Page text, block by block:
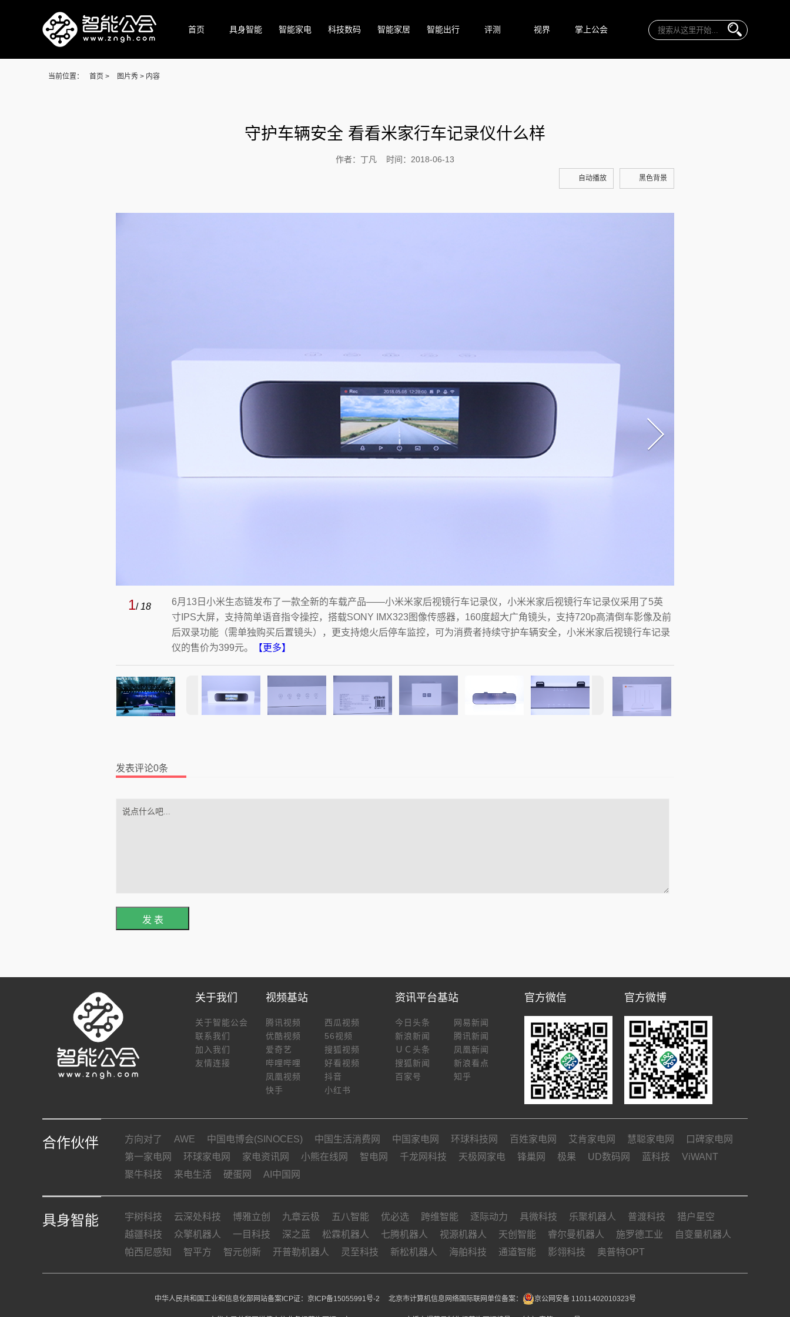
首页 具身智能 智能家电 科技数码 智能家居 智能出行 评测 视界 掌上公会
当前位置： 首页 > 图片秀 > 内容
守护车辆安全 看看米家行车记录仪什么样
作者：丁凡 时间：2018-06-13
黑色背景
自动播放
1/ 18
6月13日小米生态链发布了一款全新的车载产品——小米米家后视镜行车记录仪，小米米家后视镜行车记录仪采用了5英
寸IPS大屏，支持简单语音指令操控，搭载SONY IMX323图像传感器，160度超大广角镜头，支持720p高清倒车影像及前
后双录功能（需单独购买后置镜头），更支持熄火后停车监控，可为消费者持续守护车辆安全，小米米家后视镜行车记录
仪的售价为399元。
【更多】
发表评论0条
发 表
关于我们
关于智能公会
联系我们
加入我们
友情连接
视频基站
腾讯视频
西瓜视频
优酷视频
56视频
爱奇艺
搜狐视频
哔哩哔哩
好看视频
凤凰视频
抖音
快手
小红书
资讯平台基站
今日头条
网易新闻
新浪新闻
腾讯新闻
ＵＣ头条
凤凰新闻
搜狐新闻
新浪看点
百家号
知乎
官方微信 官方微博
合作伙伴 方向对了 AWE 中国电博会(SINOCES) 中国生活消费网 中国家电网 环球科技网 百姓家电网 艾肯家电网 慧聪家电网
口碑家电网
第一家电网
环球家电网 家电资讯网 小熊在线网 智电网 千龙网科技 天极网家电 锋巢网 极果 UD数码网 蓝科技
ViWANT
聚牛科技
来电生活 硬蛋网 AI中国网
具身智能 宇树科技 云深处科技 博雅立创 九章云极 五八智能 优必选 跨维智能 逐际动力 具微科技 乐聚机器人 普渡科技
猎户星空
越疆科技
众擎机器人 一目科技 深之蓝 松霖机器人 七腾机器人 视源机器人 天创智能 睿尔曼机器人 施罗德工业
自变量机器人
帕西尼感知
智平方 智元创新 开普勒机器人 灵至科技 新松机器人 海舶科技 通道智能 影翎科技 奥普特OPT
中华人民共和国工业和信息化部网站备案ICP证： 京ICP备15055991号-2 北京市计算机信息网络国际联网单位备案： 京公网安备 11011402010323号